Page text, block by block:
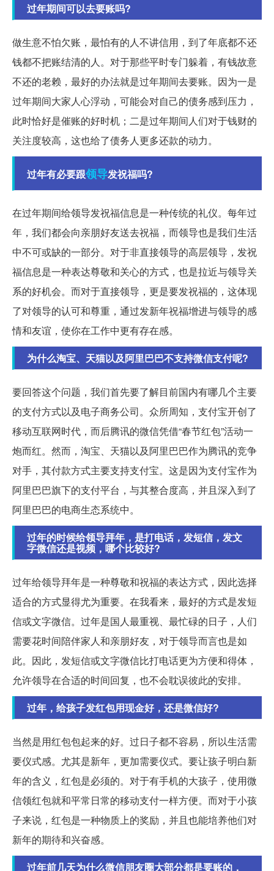
过年期间可以去要账吗?
做生意不怕欠账，最怕有的人不讲信用，到了年底都不还
钱都不把账结清的人。对于那些平时专门躲着，有钱故意
不还的老赖，最好的办法就是过年期间去要账。因为一是
过年期间大家人心浮动，可能会对自己的债务感到压力，
此时恰好是催账的好时机；二是过年期间人们对于钱财的
关注度较高，这也给了债务人更多还款的动力。
过年有必要跟领导发祝福吗?
在过年期间给领导发祝福信息是一种传统的礼仪。每年过
年，我们都会向亲朋好友送去祝福，而领导也是我们生活
中不可或缺的一部分。对于非直接领导的高层领导，发祝
福信息是一种表达尊敬和关心的方式，也是拉近与领导关
系的好机会。而对于直接领导，更是要发祝福的，这体现
了对领导的认可和尊重，通过发新年祝福增进与领导的感
情和友谊，使你在工作中更有存在感。
为什么淘宝、天猫以及阿里巴巴不支持微信支付呢?
要回答这个问题，我们首先要了解目前国内有哪几个主要
的支付方式以及电子商务公司。众所周知，支付宝开创了
移动互联网时代，而后腾讯的微信凭借“春节红包”活动一
炮而红。然而，淘宝、天猫以及阿里巴巴作为腾讯的竞争
对手，其付款方式主要支持支付宝。这是因为支付宝作为
阿里巴巴旗下的支付平台，与其整合度高，并且深入到了
阿里巴巴的电商生态系统中。
过年的时候给领导拜年，是打电话，发短信，发文
字微信还是视频，哪个比较好?
过年给领导拜年是一种尊敬和祝福的表达方式，因此选择
适合的方式显得尤为重要。在我看来，最好的方式是发短
信或文字微信。过年是国人最重视、最忙碌的日子，人们
需要花时间陪伴家人和亲朋好友，对于领导而言也是如
此。因此，发短信或文字微信比打电话更为方便和得体，
允许领导在合适的时间回复，也不会耽误彼此的安排。
过年，给孩子发红包用现金好，还是微信好?
当然是用红包包起来的好。过日子都不容易，所以生活需
要仪式感。尤其是新年，更加需要仪式。要让孩子明白新
年的含义，红包是必须的。对于有手机的大孩子，使用微
信领红包就和平常日常的移动支付一样方便。而对于小孩
子来说，红包是一种物质上的奖励，并且也能培养他们对
新年的期待和兴奋感。
过年前几天为什么微信朋友圈大部分都是要账的，